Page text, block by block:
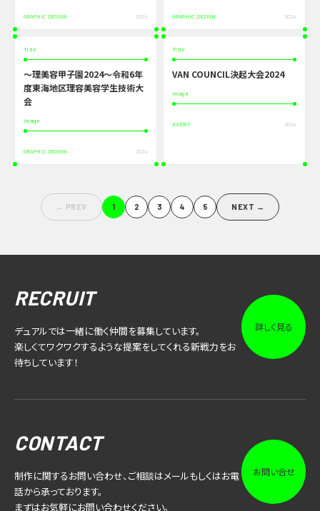
GRAPHIC DESIGN 2024 GRAPHIC DESIGN 2024
Title
〜理美容甲子園2024〜令和6年
度東海地区理容美容学生技術大
会
Image
GRAPHIC DESIGN 2024
Title
VAN COUNCIL決起大会2024
Image
EVENT 2024
← PREV 1 2 3 4 5 NEXT →
RECRUIT
デュアルでは一緒に働く仲間を募集しています。
楽しくてワクワクするような提案をしてくれる新戦力をお
待ちしています！
詳しく見る
CONTACT
制作に関するお問い合わせ、ご相談はメールもしくはお電
話から承っております。
まずはお気軽にお問い合わせください。
お問い合せ